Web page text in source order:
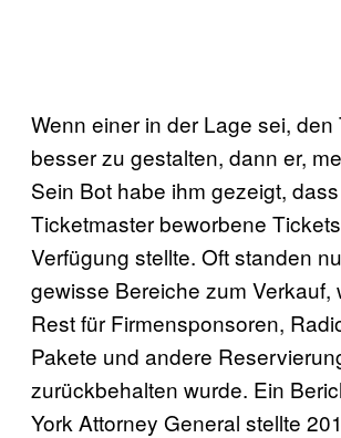
Wenn einer in der Lage sei,
besser zu gestalten, dann er,
Sein Bot habe ihm gezeigt, dass
Ticketmaster beworbene
Verfügung stellte. Oft standen
gewisse Bereiche zum Verkauf,
Rest für Firmensponsoren,
Pakete und andere
zurückbehalten wurde. Ein
York Attorney General stellte